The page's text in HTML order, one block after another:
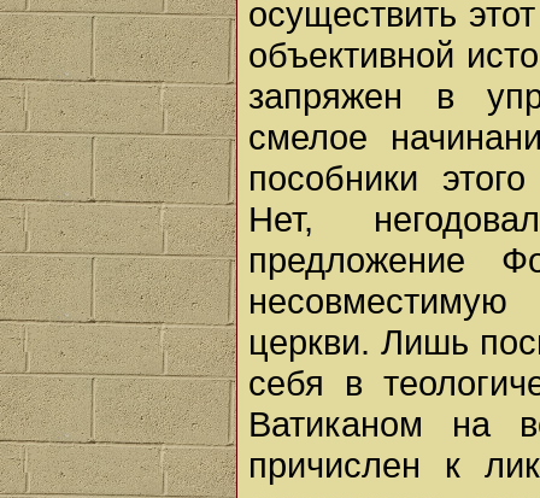
осуществить
объективной
запряжен в
смелое
пособники
Нет,
предложение
церкви. Лишь
себя в
Ватиканом на
причислен к